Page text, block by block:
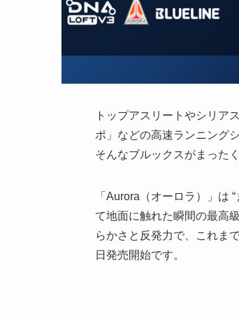
トップアスリートやシリア
ポ」などの高速ランニング
そんなブルックスがまった
「Aurora（オーロラ）」は
て地面に触れた瞬間の最高
らかさと反発力で、これま
日発売開始です。